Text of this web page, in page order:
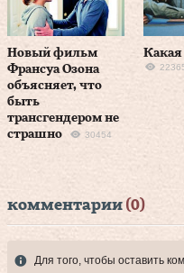
Новый фильм
Франсуа Озона
объясняет, что
быть
трансгендером не
страшно
30454
Какая
комментарии (0)
Для того, чтобы оставить